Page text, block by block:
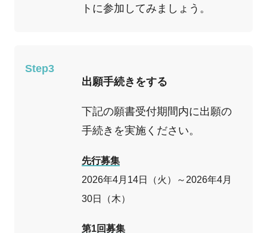
トに参加してみましょう。
Step3
出願手続きをする
下記の願書受付期間内に出願の
手続きを実施ください。
先行募集
2026年4月14日（火）～2026年4月
30日（木）
第1回募集